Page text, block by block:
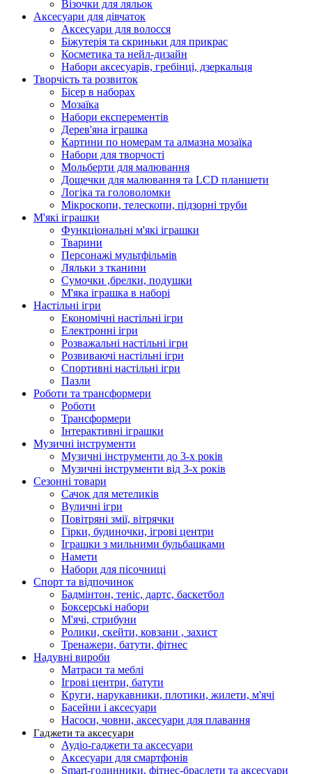
Візочки для ляльок
Аксесуари для дівчаток
Аксесуари для волосся
Біжутерія та скриньки для прикрас
Косметика та нейл-дизайн
Набори аксесуарів, гребінці, дзеркальця
Творчість та розвиток
Бісер в наборах
Мозаїка
Набори експерементів
Дерев'яна іграшка
Картини по номерам та алмазна мозаїка
Набори для творчості
Мольберти для малювання
Дощечки для малювання та LCD планшети
Логіка та головоломки
Мікроскопи, телескопи, підзорні труби
М'які іграшки
Функціональні м'які іграшки
Тварини
Персонажі мультфільмів
Ляльки з тканини
Сумочки ,брелки, подушки
М'яка іграшка в наборі
Настільні ігри
Економічні настільні ігри
Електронні ігри
Розважальні настільні ігри
Розвиваючі настільні ігри
Спортивні настільні ігри
Пазли
Роботи та трансформери
Роботи
Трансформери
Інтерактивні іграшки
Музичні інструменти
Музичні інструменти до 3-х років
Музичні інструменти від 3-х років
Сезонні товари
Сачок для метеликів
Вуличні ігри
Повітряні змії, вітрячки
Гірки, будиночки, ігрові центри
Іграшки з мильними бульбашками
Намети
Набори для пісочниці
Спорт та відпочинок
Бадмінтон, теніс, дартс, баскетбол
Боксерські набори
М'ячі, стрибуни
Ролики, скейти, ковзани , захист
Тренажери, батути, фітнес
Надувні вироби
Матраси та меблі
Ігрові центри, батути
Круги, нарукавники, плотики, жилети, м'ячі
Басейни і аксесуари
Насоси, човни, аксесуари для плавання
Гаджети та аксесуари
Аудіо-гаджети та аксесуари
Аксесуари для смартфонів
Smart-годинники, фітнес-браслети та аксесуари